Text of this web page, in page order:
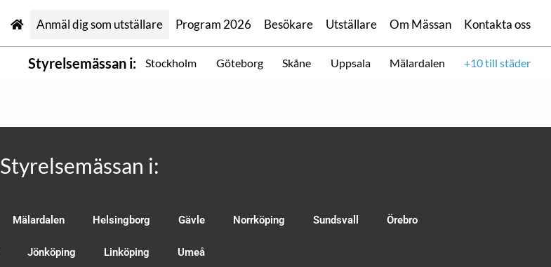
Anmäl dig som utställare Program 2026 Besökare Utställare Om Mässan Kontakta oss
Styrelsemässan i: Stockholm Göteborg Skåne Uppsala Mälardalen +10 till städer
Styrelsemässan i:
Mälardalen Helsingborg Gävle Norrköping Sundsvall Örebro
Jönköping Linköping Umeå